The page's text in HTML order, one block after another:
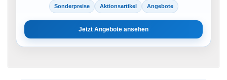
Sonderpreise Aktionsartikel Angebote
Jetzt Angebote ansehen